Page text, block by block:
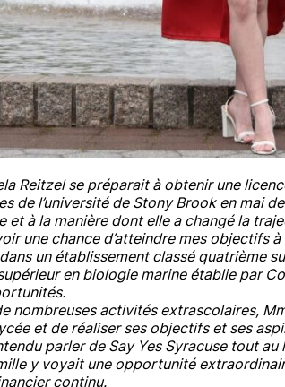
Reitzel se préparait à obtenir une
de l’université de Stony Brook en mai
et à la manière dont elle a changé la
une chance d’atteindre mes objectifs
un établissement classé quatrième
en biologie marine établie par
nombreuses activités extrascolaires,
et de réaliser ses objectifs et ses
parler de Say Yes Syracuse tout
y voyait une opportunité
continu.